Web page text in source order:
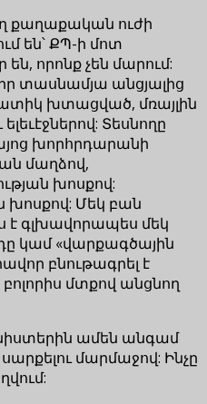
քաղաքական ուժի
են՝ ՔՊ-ի մոտ
որոնք չեն մարում:
տասնամյա անցյալից
խտացված, մռայլին
Տեսնողը
խորհրդարանի
մաղձով,
խոսքով:
խոսքով: Մեկ բան
է գլխավորապես մեկ
կամ «վարքագծային
բնութագրել է
մտքով անցնող
ամեն անգամ
մարմաջով: Ինչը